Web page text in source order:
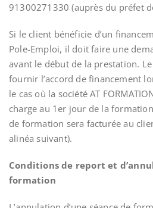
91300271330 (auprès du préfet
Si le client bénéficie d’un
Pole-Emploi, il doit faire une
avant le début de la prestation.
fournir l’accord de financement
le cas où la société AT
charge au 1er jour de la
de formation sera facturée au
alinéa suivant).
Conditions de report et
formation